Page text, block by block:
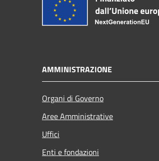
AMMINISTRAZIONE
Organi di Governo
Aree Amministrative
Uffici
Enti e fondazioni